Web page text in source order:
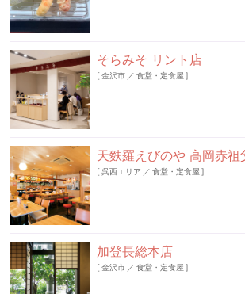
そらみそ リント店
[金沢市 ／ 食堂・定食屋 ]
天麩羅えびのや 高岡赤祖
[呉西エリア ／ 食堂・定食屋 ]
加登長総本店
[金沢市 ／ 食堂・定食屋 ]